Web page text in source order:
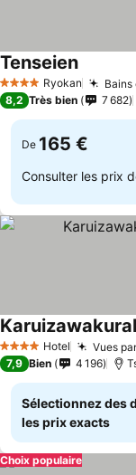
4 Étoiles Ryokan Bains
Tenseien
8,2 Très bien 7 682
De 165 €
Consulter les prix
4 Étoiles Hotel Vues
7,9 Bien 4 196
Sélectionnez des
les prix exacts
Choix populaire